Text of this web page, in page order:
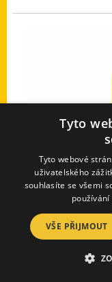
Bublinový
Tyto
Tyto webové
uživatelského
souhlasíte se všemi
VŠE PŘIJMOUT